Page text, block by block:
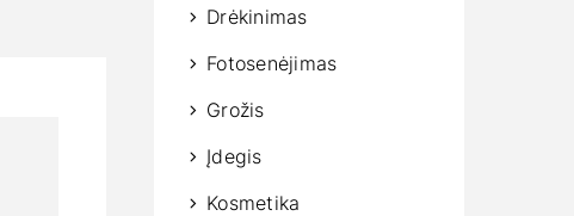
Drėkinimas
Fotosenėjimas
Grožis
Įdegis
Kosmetika